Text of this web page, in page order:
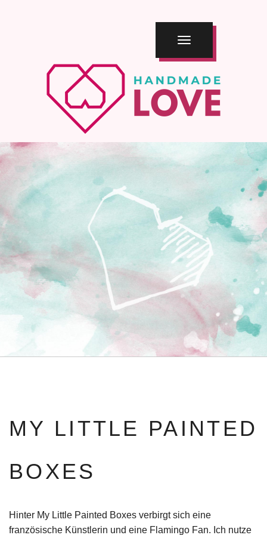
TOGGLE
MY LITTLE PAINTED
BOXES
Hinter My Little Painted Boxes verbirgt sich eine
französische Künstlerin und eine Flamingo Fan. Ich nutze